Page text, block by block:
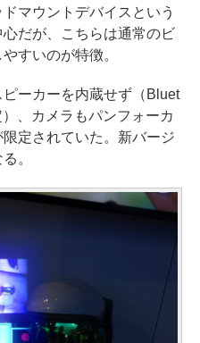
マウントデバイスという
だが、こちらは通常のビ
すいのが特徴。
ーカーを内蔵せず（Bluet
、カメラもパンフォーカ
定されていた。新バージ
。